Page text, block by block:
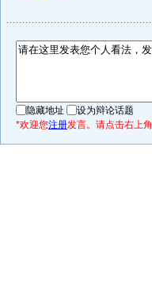
隐藏地址
设为辩论话题
*欢迎您注册发言。请点击右上角